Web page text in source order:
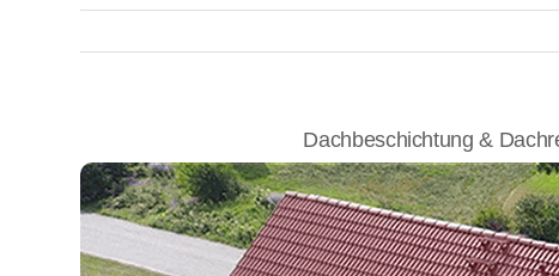
Dachbeschichtung &